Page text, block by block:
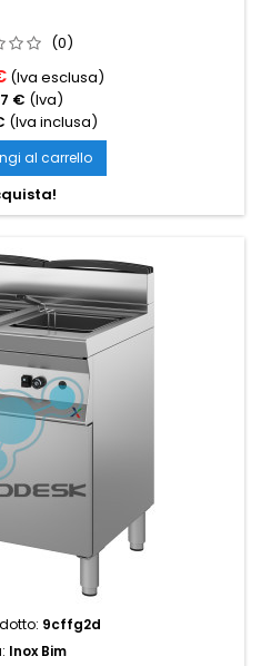
(0)
(Iva esclusa)
€ (Iva)
(Iva inclusa)
al carrello
9cffg2d
Inox Bim